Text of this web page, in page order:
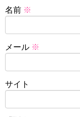
名前 ※
メール ※
サイト